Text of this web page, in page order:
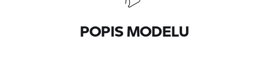
POPIS MODELU